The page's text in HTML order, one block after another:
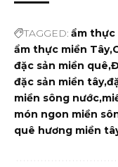
TAGGED: ẩm thực
ẩm thực miền Tây
đặc sản miền quê
đặc sản miền tây
miền sông nước
món ngon miền
quê hương miền